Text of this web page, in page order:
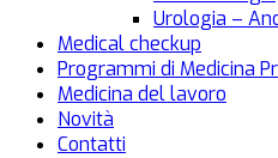
Urologia –
Medical checkup
Programmi di Medicina
Medicina del lavoro
Novità
Contatti